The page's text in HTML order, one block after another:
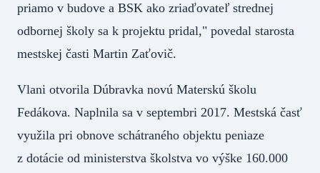
priamo v budove a BSK ako zriaďovateľ strednej
odbornej školy sa k projektu pridal," povedal starosta
mestskej časti Martin Zaťovič.
Vlani otvorila Dúbravka novú Materskú školu
Fedákova. Naplnila sa v septembri 2017. Mestská časť
využila pri obnove schátraného objektu peniaze
z dotácie od ministerstva školstva vo výške 160.000